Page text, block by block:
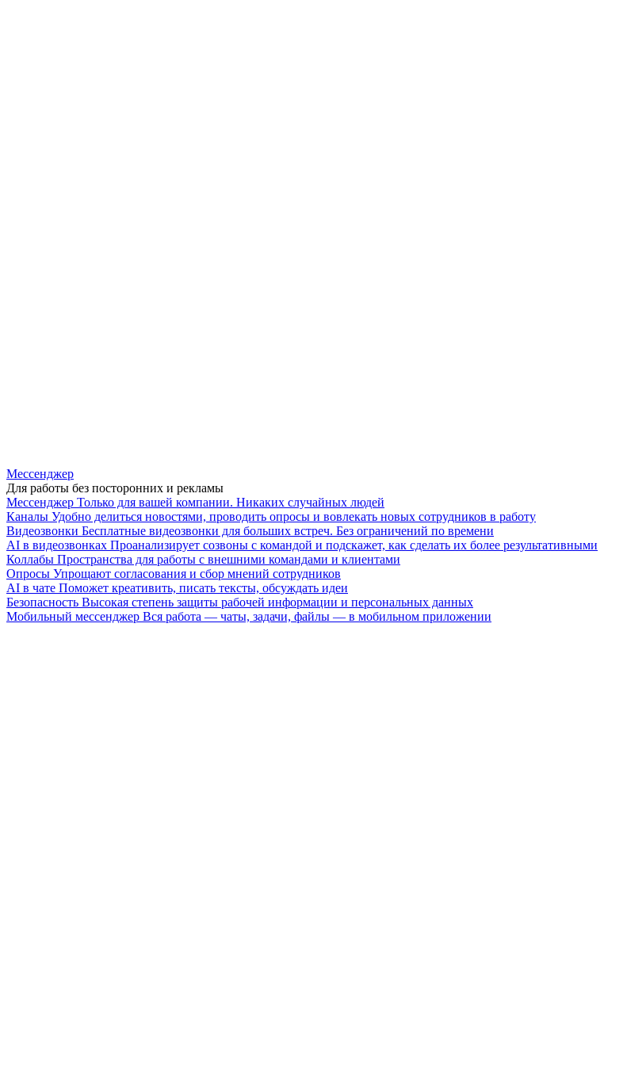
Мессенджер
Для работы без посторонних и рекламы
Мессенджер Только для вашей компании. Никаких случайных людей
Каналы Удобно делиться новостями, проводить опросы и вовлекать новых сотрудников в работу
Видеозвонки Бесплатные видеозвонки для больших встреч. Без ограничений по времени
AI в видеозвонках Проанализирует созвоны с командой и подскажет, как сделать их более результативными
Коллабы Пространства для работы с внешними командами и клиентами
Опросы Упрощают согласования и сбор мнений сотрудников
AI в чате Поможет креативить, писать тексты, обсуждать идеи
Безопасность Высокая степень защиты рабочей информации и персональных данных
Мобильный мессенджер Вся работа — чаты, задачи, файлы — в мобильном приложении